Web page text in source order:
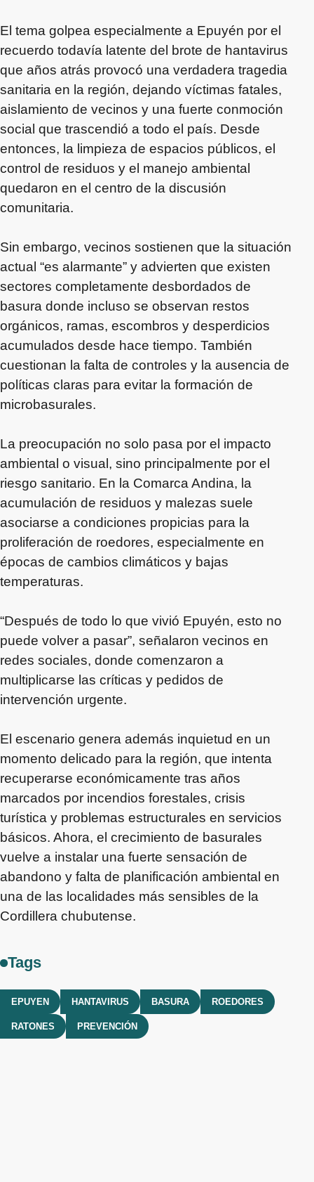
El tema golpea especialmente a Epuyén por el
recuerdo todavía latente del brote de hantavirus
que años atrás provocó una verdadera tragedia
sanitaria en la región, dejando víctimas fatales,
aislamiento de vecinos y una fuerte conmoción
social que trascendió a todo el país. Desde
entonces, la limpieza de espacios públicos, el
control de residuos y el manejo ambiental
quedaron en el centro de la discusión
comunitaria.
Sin embargo, vecinos sostienen que la situación
actual “es alarmante” y advierten que existen
sectores completamente desbordados de
basura donde incluso se observan restos
orgánicos, ramas, escombros y desperdicios
acumulados desde hace tiempo. También
cuestionan la falta de controles y la ausencia de
políticas claras para evitar la formación de
microbasurales.
La preocupación no solo pasa por el impacto
ambiental o visual, sino principalmente por el
riesgo sanitario. En la Comarca Andina, la
acumulación de residuos y malezas suele
asociarse a condiciones propicias para la
proliferación de roedores, especialmente en
épocas de cambios climáticos y bajas
temperaturas.
“Después de todo lo que vivió Epuyén, esto no
puede volver a pasar”, señalaron vecinos en
redes sociales, donde comenzaron a
multiplicarse las críticas y pedidos de
intervención urgente.
El escenario genera además inquietud en un
momento delicado para la región, que intenta
recuperarse económicamente tras años
marcados por incendios forestales, crisis
turística y problemas estructurales en servicios
básicos. Ahora, el crecimiento de basurales
vuelve a instalar una fuerte sensación de
abandono y falta de planificación ambiental en
una de las localidades más sensibles de la
Cordillera chubutense.
Tags
EPUYEN HANTAVIRUS BASURA ROEDORES
RATONES PREVENCIÓN